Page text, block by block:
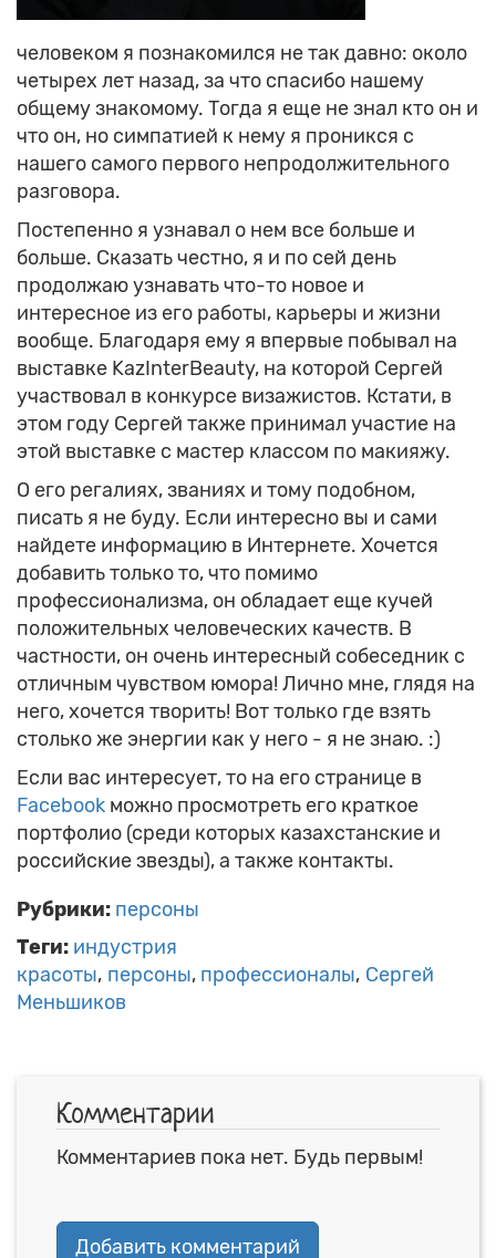
человеком я познакомился не так давно: около
четырех лет назад, за что спасибо нашему
общему знакомому. Тогда я еще не знал кто он и
что он, но симпатией к нему я проникся с
нашего самого первого непродолжительного
разговора.
Постепенно я узнавал о нем все больше и
больше. Сказать честно, я и по сей день
продолжаю узнавать что-то новое и
интересное из его работы, карьеры и жизни
вообще. Благодаря ему я впервые побывал на
выставке KazInterBeauty, на которой Сергей
участвовал в конкурсе визажистов. Кстати, в
этом году Сергей также принимал участие на
этой выставке с мастер классом по макияжу.
О его регалиях, званиях и тому подобном,
писать я не буду. Если интересно вы и сами
найдете информацию в Интернете. Хочется
добавить только то, что помимо
профессионализма, он обладает еще кучей
положительных человеческих качеств. В
частности, он очень интересный собеседник с
отличным чувством юмора! Лично мне, глядя на
него, хочется творить! Вот только где взять
столько же энергии как у него - я не знаю. :)
Если вас интересует, то на его странице в
Facebook можно просмотреть его краткое
портфолио (среди которых казахстанские и
российские звезды), а также контакты.
Рубрики: персоны
Теги: индустрия
красоты персоны профессионалы Сергей
Меньшиков
Комментарии
Комментариев пока нет. Будь первым!
Добавить комментарий